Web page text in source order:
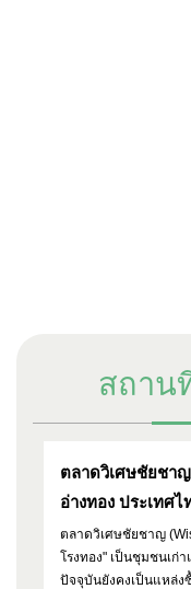
สถาน
ตลาดวิเศษชัยชาญ
อ่างทอง ประเทศไ
ตลาดวิเศษชัยชาญ
โรงทอง" เป็นชุมชนเก่
ปัจจุบันยังคงเป็นแหล่ง